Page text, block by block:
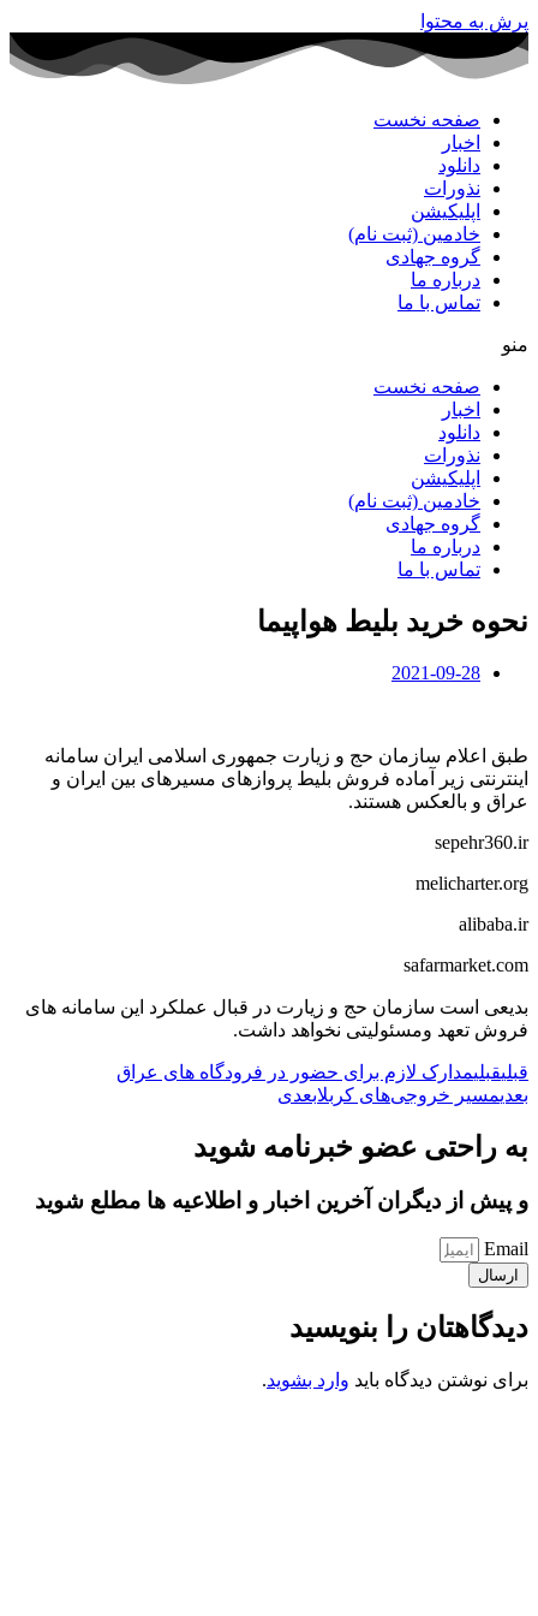
پرش به محتوا
صفحه نخست
اخبار
دانلود
نذورات
اپلیکیشن
خادمین (ثبت نام)
گروه جهادی
درباره ما
تماس با ما
منو
صفحه نخست
اخبار
دانلود
نذورات
اپلیکیشن
خادمین (ثبت نام)
گروه جهادی
درباره ما
تماس با ما
نحوه خرید بلیط هواپیما
2021-09-28
طبق اعلام سازمان حج و زیارت جمهوری اسلامی ایران سامانه
اینترنتی زیر آماده فروش بلیط پروازهای مسیرهای بین ایران و
عراق و بالعکس هستند.
sepehr360.ir
melicharter.org
alibaba.ir
safarmarket.com
بدیعی است سازمان حج و زیارت در قبال عملکرد این سامانه های
فروش تعهد ومسئولیتی نخواهد داشت.
قبلیقبلیمدارک لازم برای حضور در فرودگاه های عراق
بعدیمسیر خروجی‌های کربلابعدی
به راحتی عضو خبرنامه شوید
و پیش از دیگران آخرین اخبار و اطلاعیه ها مطلع شوید
Email
ارسال
دیدگاهتان را بنویسید
برای نوشتن دیدگاه باید وارد بشوید.